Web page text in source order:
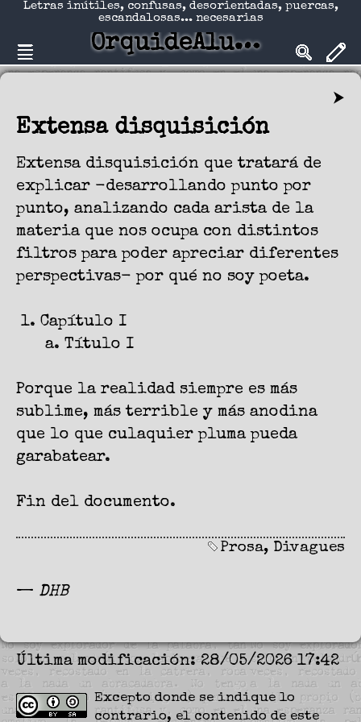
Letras inútiles, confusas, desorientadas, puercas,
escandalosas... necesarias
OrquideAlucinadA
⮞
Extensa disquisición
Extensa disquisición que tratará de
explicar -desarrollando punto por
punto, analizando cada arista de la
materia que nos ocupa con distintos
filtros para poder apreciar diferentes
perspectivas- por qué no soy poeta.
Capítulo I
Título I
Porque la realidad siempre es más
sublime, más terrible y más anodina
que lo que culaquier pluma pueda
garabatear.
Fin del documento.
Prosa, Divagues
— DHB
Última modificación: 28/05/2026 17:42
Excepto donde se indique lo
contrario, el contenido de este